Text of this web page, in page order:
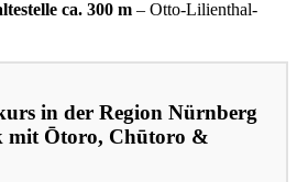
ca. 300 m – Otto-Lilienthal-
in der Region Nürnberg
mit Ōtoro, Chūtoro &